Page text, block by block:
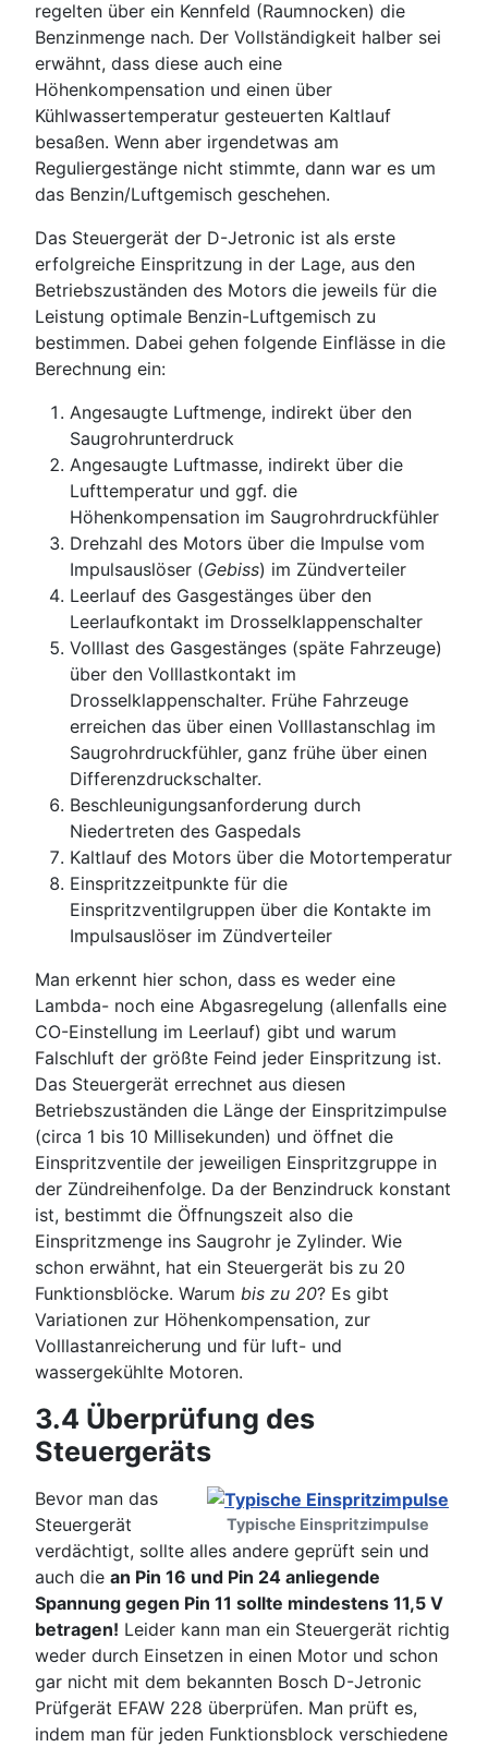
regelten über ein Kennfeld (Raumnocken) die
Benzinmenge nach. Der Vollständigkeit halber sei
erwähnt, dass diese auch eine
Höhenkompensation und einen über
Kühlwassertemperatur gesteuerten Kaltlauf
besaßen. Wenn aber irgendetwas am
Reguliergestänge nicht stimmte, dann war es um
das Benzin/Luftgemisch geschehen.
Das Steuergerät der D-Jetronic ist als erste
erfolgreiche Einspritzung in der Lage, aus den
Betriebszuständen des Motors die jeweils für die
Leistung optimale Benzin-Luftgemisch zu
bestimmen. Dabei gehen folgende Einflässe in die
Berechnung ein:
Angesaugte Luftmenge, indirekt über den
Saugrohrunterdruck
Angesaugte Luftmasse, indirekt über die
Lufttemperatur und ggf. die
Höhenkompensation im Saugrohrdruckfühler
Drehzahl des Motors über die Impulse vom
Impulsauslöser (Gebiss) im Zündverteiler
Leerlauf des Gasgestänges über den
Leerlaufkontakt im Drosselklappenschalter
Volllast des Gasgestänges (späte Fahrzeuge)
über den Volllastkontakt im
Drosselklappenschalter. Frühe Fahrzeuge
erreichen das über einen Volllastanschlag im
Saugrohrdruckfühler, ganz frühe über einen
Differenzdruckschalter.
Beschleunigungsanforderung durch
Niedertreten des Gaspedals
Kaltlauf des Motors über die Motortemperatur
Einspritzzeitpunkte für die
Einspritzventilgruppen über die Kontakte im
Impulsauslöser im Zündverteiler
Man erkennt hier schon, dass es weder eine
Lambda- noch eine Abgasregelung (allenfalls eine
CO-Einstellung im Leerlauf) gibt und warum
Falschluft der größte Feind jeder Einspritzung ist.
Das Steuergerät errechnet aus diesen
Betriebszuständen die Länge der Einspritzimpulse
(circa 1 bis 10 Millisekunden) und öffnet die
Einspritzventile der jeweiligen Einspritzgruppe in
der Zündreihenfolge. Da der Benzindruck konstant
ist, bestimmt die Öffnungszeit also die
Einspritzmenge ins Saugrohr je Zylinder. Wie
schon erwähnt, hat ein Steuergerät bis zu 20
Funktionsblöcke. Warum bis zu 20? Es gibt
Variationen zur Höhenkompensation, zur
Volllastanreicherung und für luft- und
wassergekühlte Motoren.
3.4 Überprüfung des
Steuergeräts
Typische Einspritzimpulse
Bevor man das
Steuergerät
verdächtigt, sollte alles andere geprüft sein und
auch die an Pin 16 und Pin 24 anliegende
Spannung gegen Pin 11 sollte mindestens 11,5 V
betragen! Leider kann man ein Steuergerät richtig
weder durch Einsetzen in einen Motor und schon
gar nicht mit dem bekannten Bosch D-Jetronic
Prüfgerät EFAW 228 überprüfen. Man prüft es,
indem man für jeden Funktionsblock verschiedene